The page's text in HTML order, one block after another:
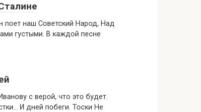
поет наш Советский Народ, Над
густыми. В каждой песне
с верой, что это будет.
И дней побеги. Тоски Не